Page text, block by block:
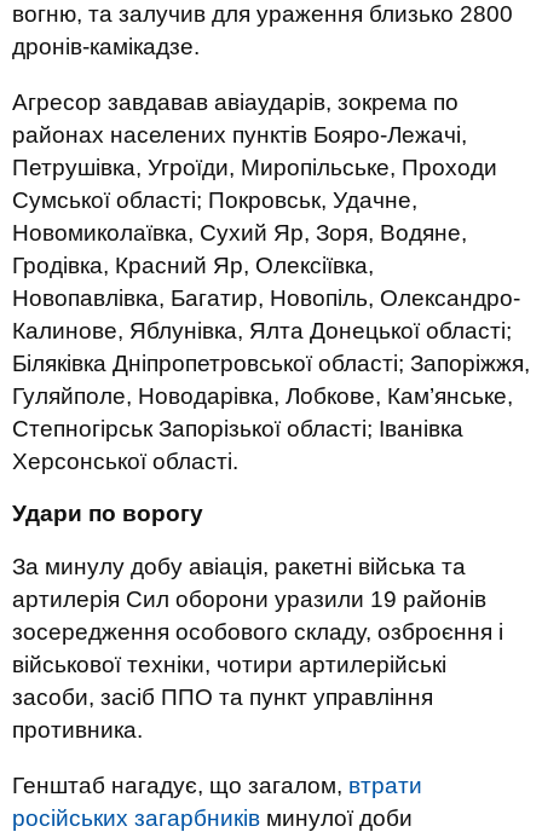
вогню, та залучив для ураження близько 2800
дронів-камікадзе.
Агресор завдавав авіаударів, зокрема по
районах населених пунктів Бояро-Лежачі,
Петрушівка, Угроїди, Миропільське, Проходи
Сумської області; Покровськ, Удачне,
Новомиколаївка, Сухий Яр, Зоря, Водяне,
Гродівка, Красний Яр, Олексіївка,
Новопавлівка, Багатир, Новопіль, Олександро-
Калинове, Яблунівка, Ялта Донецької області;
Біляківка Дніпропетровської області; Запоріжжя,
Гуляйполе, Новодарівка, Лобкове, Кам’янське,
Степногірськ Запорізької області; Іванівка
Херсонської області.
Удари по ворогу
За минулу добу авіація, ракетні війська та
артилерія Сил оборони уразили 19 районів
зосередження особового складу, озброєння і
військової техніки, чотири артилерійські
засоби, засіб ППО та пункт управління
противника.
Генштаб нагадує, що загалом, втрати
російських загарбників минулої доби